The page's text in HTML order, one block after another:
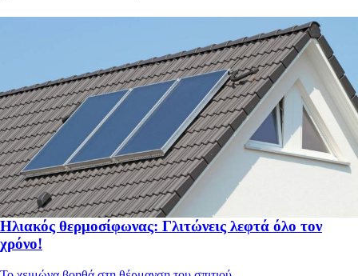
Ηλιακός θερμοσίφωνας: Γλιτώνεις λεφτά όλο τον
χρόνο!